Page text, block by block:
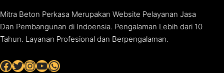
Mitra Beton Perkasa Merupakan Website Pelayanan Jasa
Dan Pembangunan di Indoensia. Pengalaman Lebih dari 10
Tahun. Layanan Profesional dan Berpengalaman.
Facebook Twitter InstagramYouTube WhatsApp